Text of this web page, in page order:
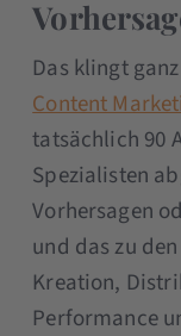
Das klingt
Content
tatsächlich 90
Spezialisten
Vorhersagen
und das zu
Kreation,
Performance